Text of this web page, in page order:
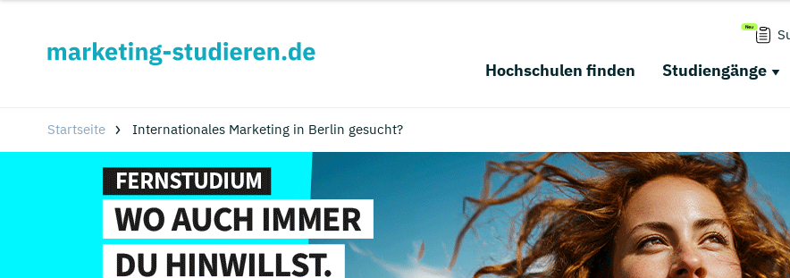
Hochschulen finden Studiengänge
Startseite Internationales Marketing in Berlin gesucht?